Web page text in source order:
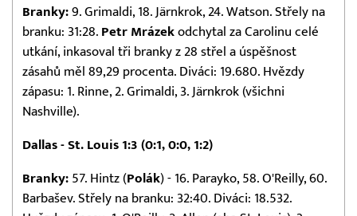
Branky: 9. Grimaldi, 18. Järnkrok, 24. Watson. Střely na
branku: 31:28. Petr Mrázek odchytal za Carolinu celé
utkání, inkasoval tři branky z 28 střel a úspěšnost
zásahů měl 89,29 procenta. Diváci: 19.680. Hvězdy
zápasu: 1. Rinne, 2. Grimaldi, 3. Järnkrok (všichni
Nashville).
Dallas - St. Louis 1:3 (0:1, 0:0, 1:2)
Branky: 57. Hintz (Polák) - 16. Parayko, 58. O'Reilly, 60.
Barbašev. Střely na branku: 32:40. Diváci: 18.532.